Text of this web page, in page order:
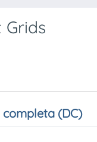
completa (DC)